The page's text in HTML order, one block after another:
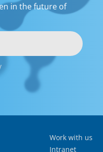
in the future of
Work with us
Intranet